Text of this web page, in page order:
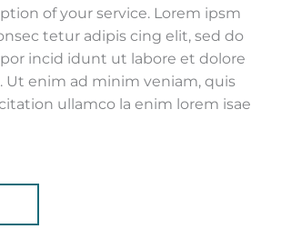
of your service. Lorem ipsm
tetur adipis cing elit, sed do
incid idunt ut labore et dolore
Ut enim ad minim veniam, quis
ullamco la enim lorem isae